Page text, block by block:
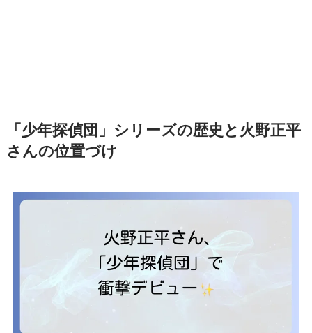
「少年探偵団」シリーズの歴史と火野正平
さんの位置づけ